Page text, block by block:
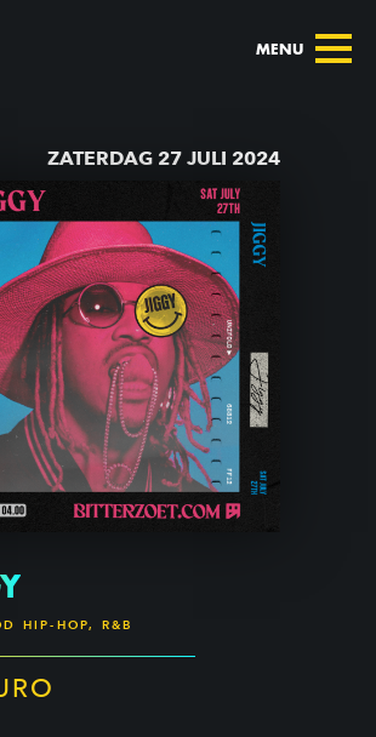
MENU
ZATERDAG 27 JULI 2024
HIP-HOP, R&B